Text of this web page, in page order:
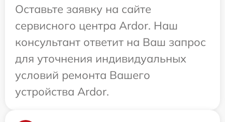
Оставьте заявку на сайте
сервисного центра Ardor. Наш
консультант ответит на Ваш запрос
для уточнения индивидуальных
условий ремонта Вашего
устройства Ardor.